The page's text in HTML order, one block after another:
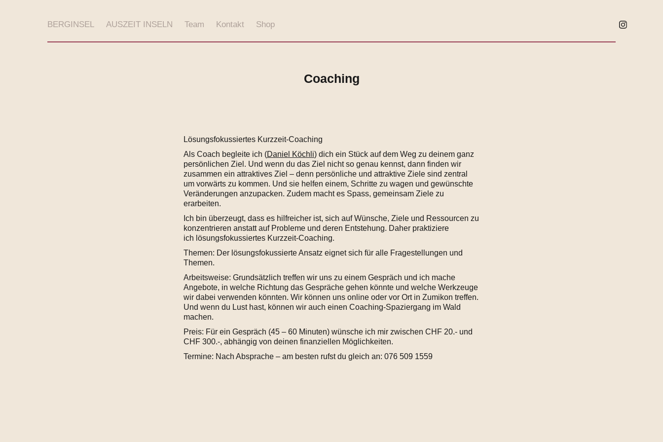
BERGINSEL AUSZEIT INSELN Team Kontakt Shop
Coaching
Lösungsfokussiertes Kurzzeit-Coaching
Als Coach begleite ich (Daniel Köchli) dich ein Stück auf dem Weg zu deinem ganz
persönlichen Ziel. Und wenn du das Ziel nicht so genau kennst, dann finden wir
zusammen ein attraktives Ziel – denn persönliche und attraktive Ziele sind zentral
um vorwärts zu kommen. Und sie helfen einem, Schritte zu wagen und gewünschte
Veränderungen anzupacken. Zudem macht es Spass, gemeinsam Ziele zu
erarbeiten.
Ich bin überzeugt, dass es hilfreicher ist, sich auf Wünsche, Ziele und Ressourcen zu
konzentrieren anstatt auf Probleme und deren Entstehung. Daher praktiziere
ich lösungsfokussiertes Kurzzeit-Coaching.
Themen: Der lösungsfokussierte Ansatz eignet sich für alle Fragestellungen und
Themen.
Arbeitsweise: Grundsätzlich treffen wir uns zu einem Gespräch und ich mache
Angebote, in welche Richtung das Gespräche gehen könnte und welche Werkzeuge
wir dabei verwenden könnten. Wir können uns online oder vor Ort in Zumikon treffen.
Und wenn du Lust hast, können wir auch einen Coaching-Spaziergang im Wald
machen.
Preis: Für ein Gespräch (45 – 60 Minuten) wünsche ich mir zwischen CHF 20.- und
CHF 300.-, abhängig von deinen finanziellen Möglichkeiten.
Termine: Nach Absprache – am besten rufst du gleich an: 076 509 1559